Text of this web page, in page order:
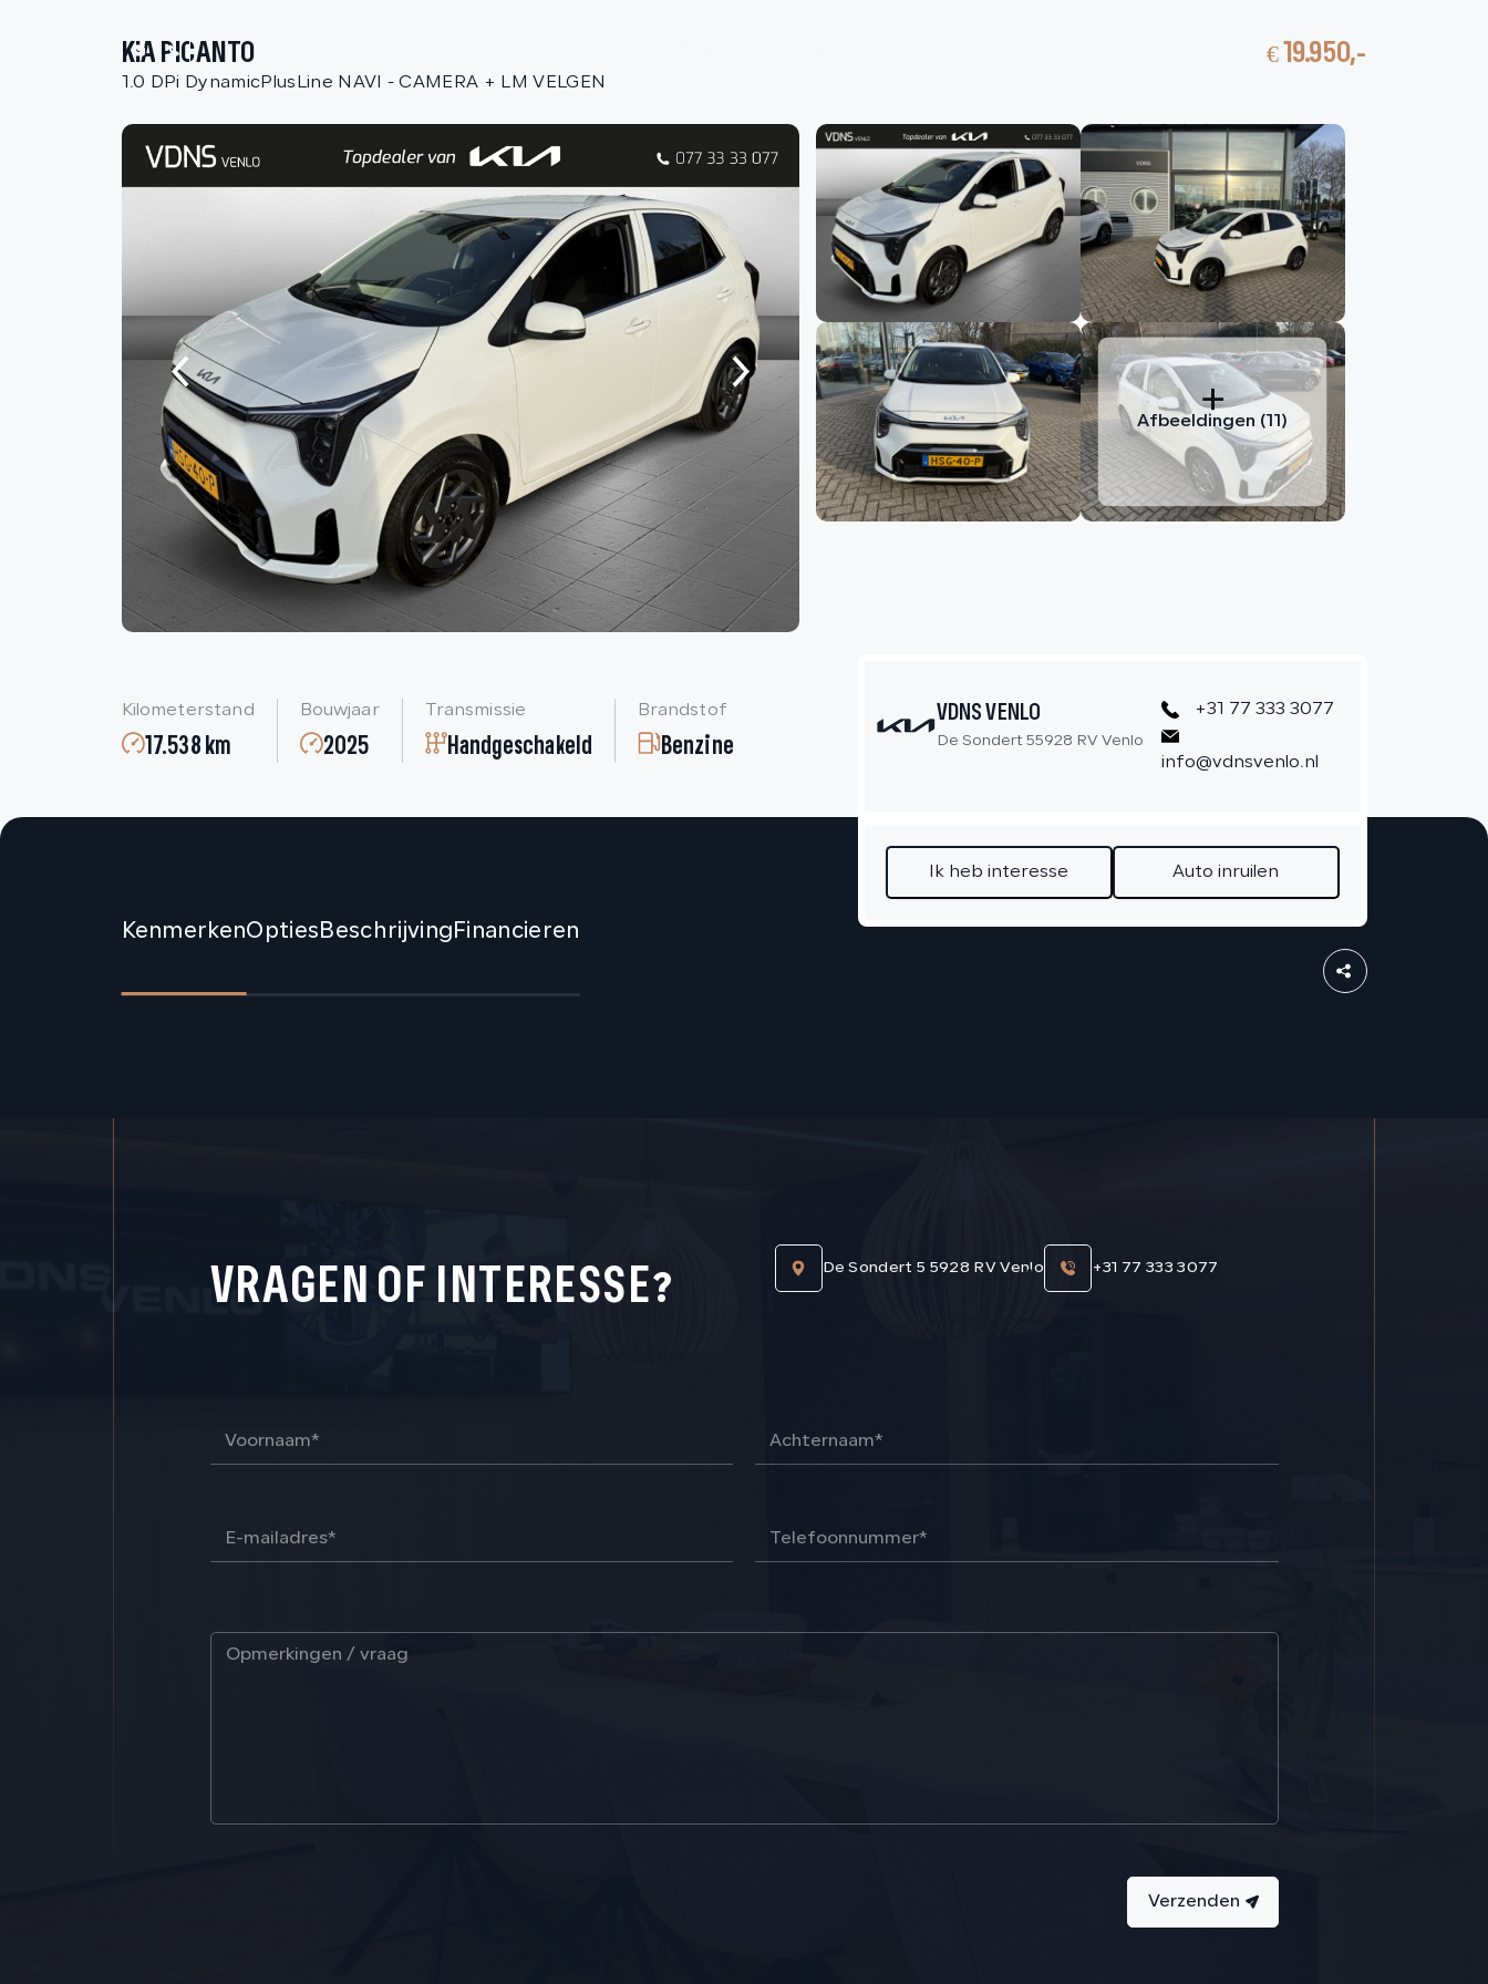
AANBOD
DIENSTEN
VACATURES
OVER ONS
VERKOCHT
CONTACT
KIA PICANTO
1.0 DPi DynamicPlusLine NAVI - CAMERA + LM VELGEN
€ 19.950,-
Afbeeldingen (11)
Kilometerstand
17.538 km
Bouwjaar
2025
Transmissie
Handgeschakeld
Brandstof
Benzine
KenmerkenOptiesBeschrijvingFinancieren
VDNS VENLO
De Sondert 55928 RV Venlo
+31 77 333 3077
info@vdnsvenlo.nl
Ik heb interesse Auto inruilen
VRAGEN OF INTERESSE? De Sondert 5 5928 RV Venlo +31 77 333 3077
Verzenden